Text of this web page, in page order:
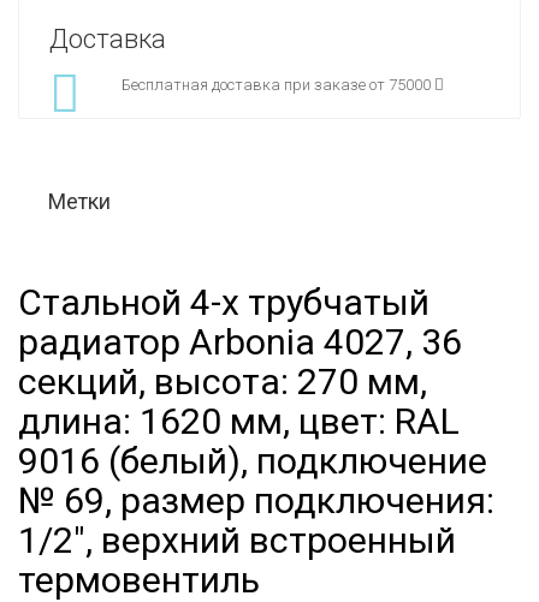
Доставка
Бесплатная доставка при заказе от 75000
Метки
Стальной 4-х трубчатый
радиатор Arbonia 4027, 36
секций, высота: 270 мм,
длина: 1620 мм, цвет: RAL
9016 (белый), подключение
№ 69, размер подключения:
1/2", верхний встроенный
термовентиль